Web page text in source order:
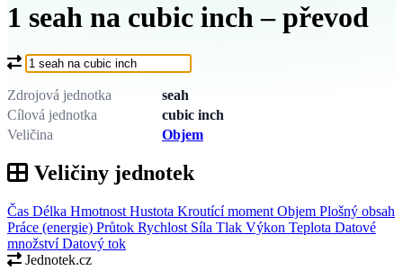
1 seah na cubic inch – převod
Co chcete převést?
Zdrojová jednotka
seah
Cílová jednotka
cubic inch
Veličina
Objem
Veličiny jednotek
Čas Délka Hmotnost Hustota Kroutící moment Objem Plošný obsah
Práce (energie) Průtok Rychlost Síla Tlak Výkon Teplota Datové
množstvíDatový tok
Jednotek.cz